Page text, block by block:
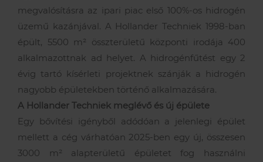
Karrier
megvalósításra az ipari piac első 100%-os hidrogén
üzemű kazánjával. A Hollander Techniek 1998-ban
épült, 5500 m² összterületű központi irodája 400
alkalmazottnak ad helyet. A hidrogénfűtést egy 2
évig tartó kísérleti projektnek szánják a hidrogén
nagyobb épületekben történő alkalmazására.
A Hollander Techniek meglévő és új épülete
Egy bővítési igényből adódóan a jelenlegi épület
mellett a cég várhatóan 2025-ben egy új, összesen
3000 m² alapterületű épületet fog használni